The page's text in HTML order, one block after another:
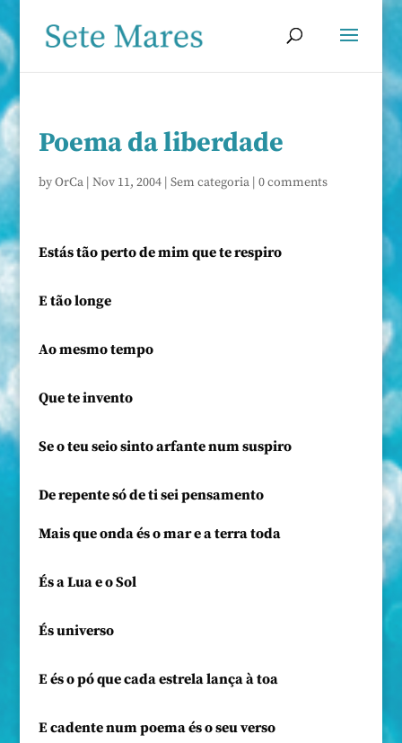
Poema da liberdade
byOrCa| Nov 11, 2004| Sem categoria| 0 comments
Estás tão perto de mim que te respiro
E tão longe
Ao mesmo tempo
Que te invento
Se o teu seio sinto arfante num suspiro
De repente só de ti sei pensamento
Mais que onda és o mar e a terra toda
És a Lua e o Sol
És universo
E és o pó que cada estrela lança à toa
E cadente num poema és o seu verso